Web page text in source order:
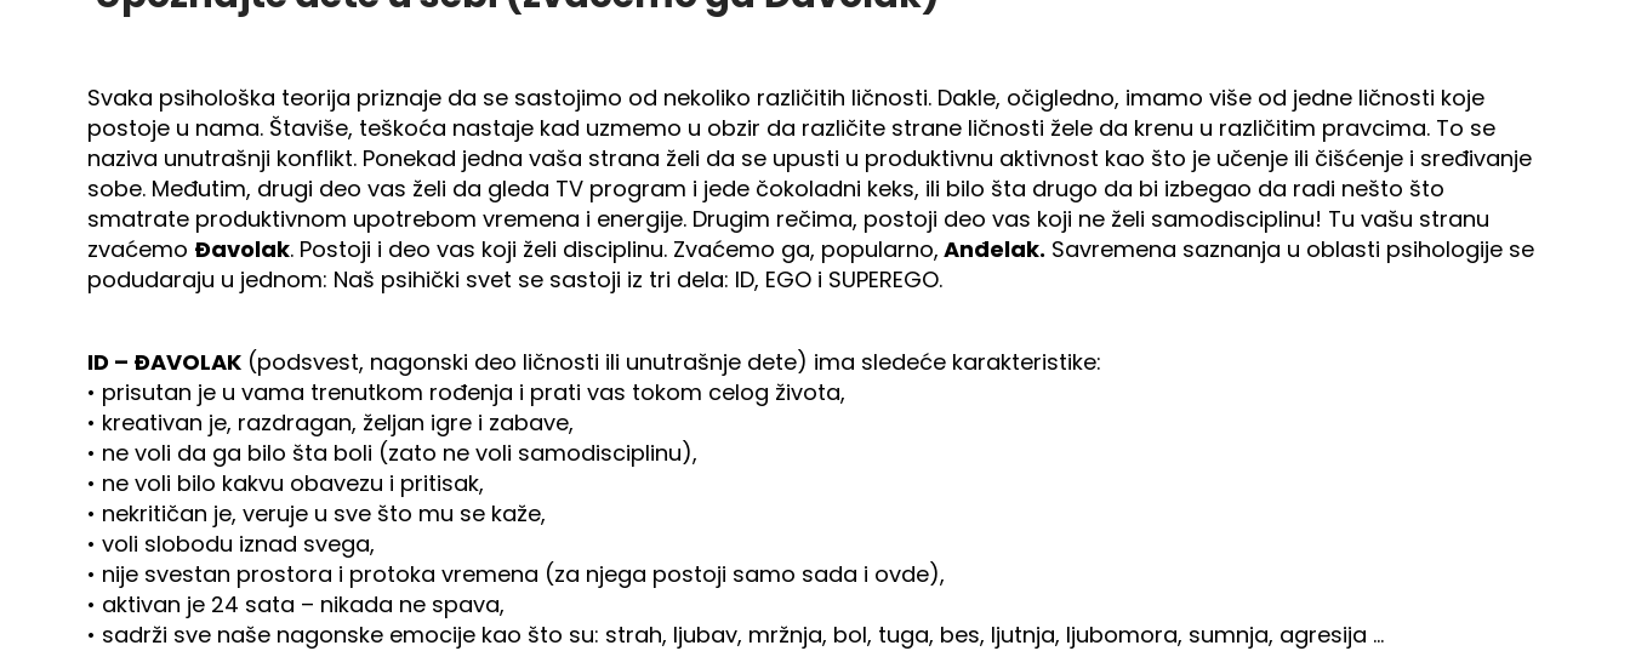
Svaka psihološka teorija priznaje da se sastojimo od nekoliko različitih ličnosti. Dakle, očigledno, imamo više od jedne ličnosti koje
postoje u nama. Štaviše, teškoća nastaje kad uzmemo u obzir da različite strane ličnosti žele da krenu u različitim pravcima. To se
naziva unutrašnji konflikt. Ponekad jedna vaša strana želi da se upusti u produktivnu aktivnost kao što je učenje ili čišćenje i sređivanje
sobe. Međutim, drugi deo vas želi da gleda TV program i jede čokoladni keks, ili bilo šta drugo da bi izbegao da radi nešto što
smatrate produktivnom upotrebom vremena i energije. Drugim rečima, postoji deo vas koji ne želi samodisciplinu! Tu vašu stranu
zvaćemo Đavolak. Postoji i deo vas koji želi disciplinu. Zvaćemo ga, popularno, Anđelak. Savremena saznanja u oblasti psihologije se
podudaraju u jednom: Naš psihički svet se sastoji iz tri dela: ID, EGO i SUPEREGO.
ID – ĐAVOLAK (podsvest, nagonski deo ličnosti ili unutrašnje dete) ima sledeće karakteristike:
• prisutan je u vama trenutkom rođenja i prati vas tokom celog života,
• kreativan je, razdragan, željan igre i zabave,
• ne voli da ga bilo šta boli (zato ne voli samodisciplinu),
• ne voli bilo kakvu obavezu i pritisak,
• nekritičan je, veruje u sve što mu se kaže,
• voli slobodu iznad svega,
• nije svestan prostora i protoka vremena (za njega postoji samo sada i ovde),
• aktivan je 24 sata – nikada ne spava,
• sadrži sve naše nagonske emocije kao što su: strah, ljubav, mržnja, bol, tuga, bes, ljutnja, ljubomora, sumnja, agresija …